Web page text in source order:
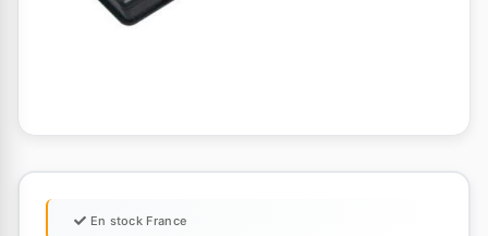
En stock France